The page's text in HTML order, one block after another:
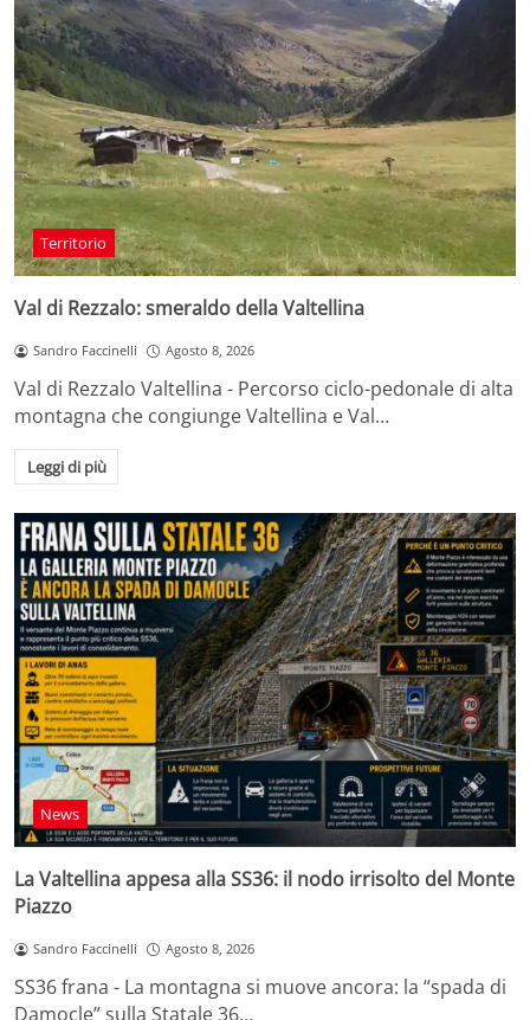
Territorio
Val di Rezzalo: smeraldo della Valtellina
Sandro Faccinelli Agosto 8, 2026
Val di Rezzalo Valtellina - Percorso ciclo-pedonale di alta
montagna che congiunge Valtellina e Val…
Leggi di più
News
La Valtellina appesa alla SS36: il nodo irrisolto del Monte
Piazzo
Sandro Faccinelli Agosto 8, 2026
SS36 frana - La montagna si muove ancora: la “spada di
Damocle” sulla Statale 36…